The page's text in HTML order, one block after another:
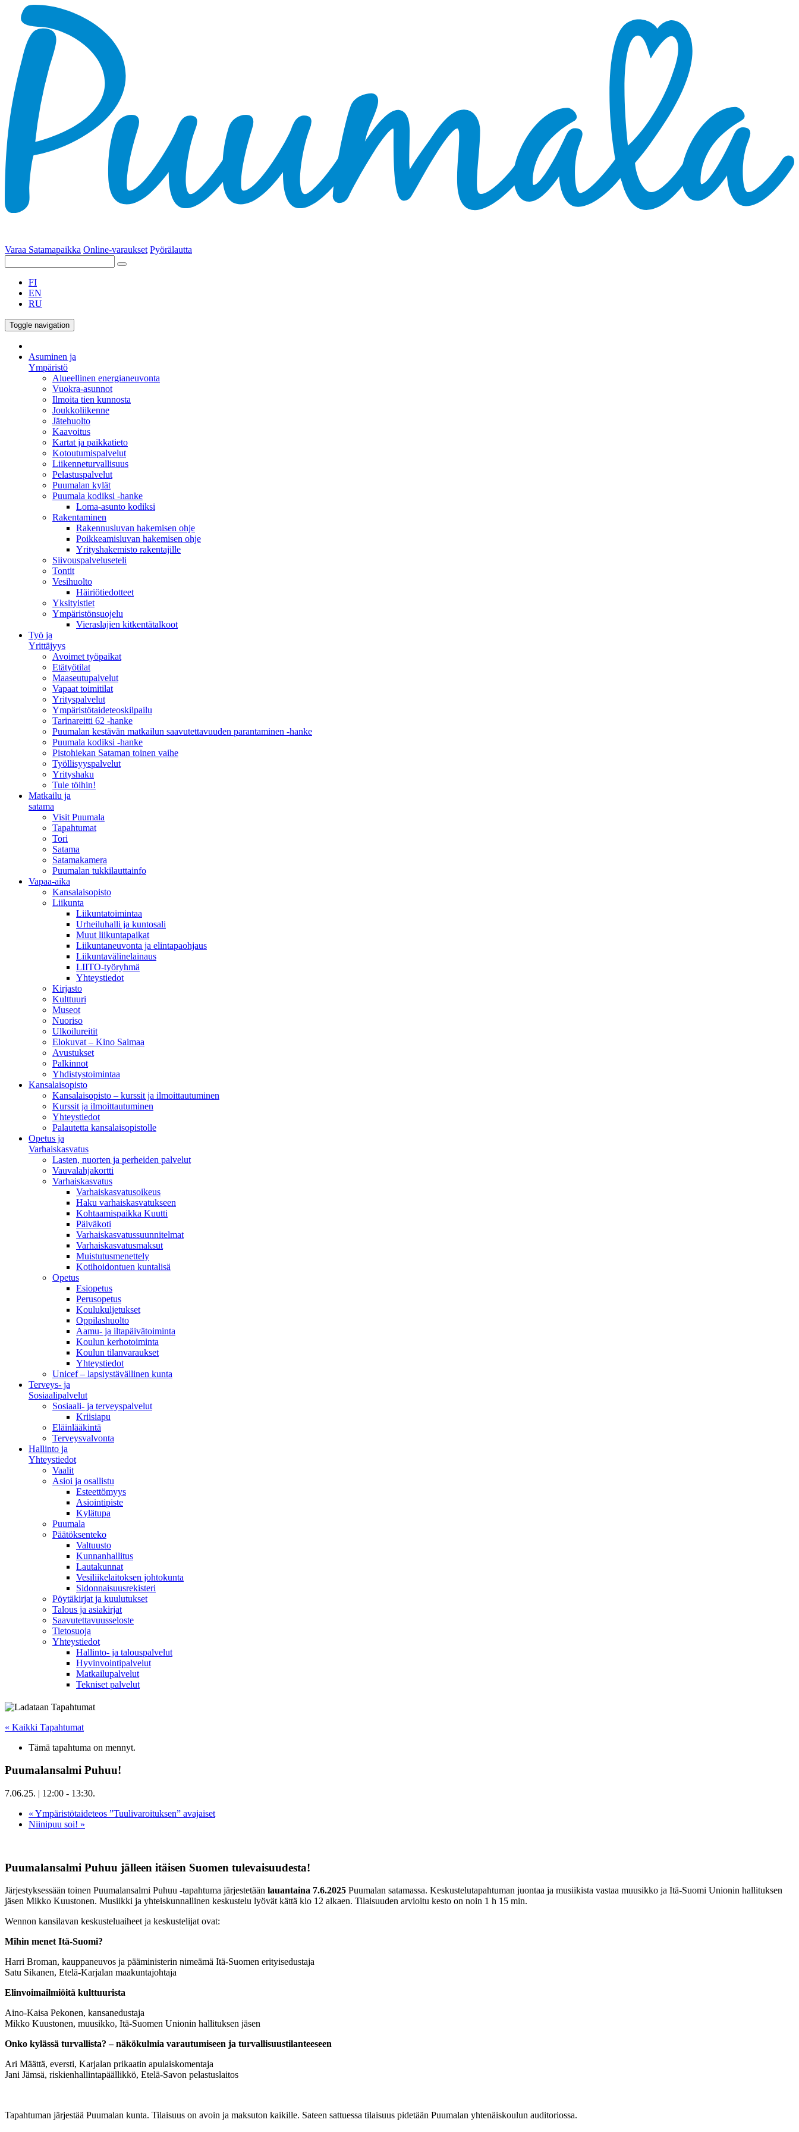
Varaa Satamapaikka Online-varaukset Pyörälautta
FI
EN
RU
Toggle navigation
Asuminen ja
Ympäristö
Alueellinen energianeuvonta
Vuokra-asunnot
Ilmoita tien kunnosta
Joukkoliikenne
Jätehuolto
Kaavoitus
Kartat ja paikkatieto
Kotoutumispalvelut
Liikenneturvallisuus
Pelastuspalvelut
Puumalan kylät
Puumala kodiksi -hanke
Loma-asunto kodiksi
Rakentaminen
Rakennusluvan hakemisen ohje
Poikkeamisluvan hakemisen ohje
Yrityshakemisto rakentajille
Siivouspalveluseteli
Tontit
Vesihuolto
Häiriötiedotteet
Yksityistiet
Ympäristönsuojelu
Vieraslajien kitkentätalkoot
Työ ja
Yrittäjyys
Avoimet työpaikat
Etätyötilat
Maaseutupalvelut
Vapaat toimitilat
Yrityspalvelut
Ympäristötaideteoskilpailu
Tarinareitti 62 -hanke
Puumalan kestävän matkailun saavutettavuuden parantaminen -hanke
Puumala kodiksi -hanke
Pistohiekan Sataman toinen vaihe
Työllisyyspalvelut
Yrityshaku
Tule töihin!
Matkailu ja
satama
Visit Puumala
Tapahtumat
Tori
Satama
Satamakamera
Puumalan tukkilauttainfo
Vapaa-aika
Kansalaisopisto
Liikunta
Liikuntatoimintaa
Urheiluhalli ja kuntosali
Muut liikuntapaikat
Liikuntaneuvonta ja elintapaohjaus
Liikuntavälinelainaus
LIITO-työryhmä
Yhteystiedot
Kirjasto
Kulttuuri
Museot
Nuoriso
Ulkoilureitit
Elokuvat – Kino Saimaa
Avustukset
Palkinnot
Yhdistystoimintaa
Kansalaisopisto
Kansalaisopisto – kurssit ja ilmoittautuminen
Kurssit ja ilmoittautuminen
Yhteystiedot
Palautetta kansalaisopistolle
Opetus ja
Varhaiskasvatus
Lasten, nuorten ja perheiden palvelut
Vauvalahjakortti
Varhaiskasvatus
Varhaiskasvatusoikeus
Haku varhaiskasvatukseen
Kohtaamispaikka Kuutti
Päiväkoti
Varhaiskasvatussuunnitelmat
Varhaiskasvatusmaksut
Muistutusmenettely
Kotihoidontuen kuntalisä
Opetus
Esiopetus
Perusopetus
Koulukuljetukset
Oppilashuolto
Aamu- ja iltapäivätoiminta
Koulun kerhotoiminta
Koulun tilanvaraukset
Yhteystiedot
Unicef – lapsiystävällinen kunta
Terveys- ja
Sosiaalipalvelut
Sosiaali- ja terveyspalvelut
Kriisiapu
Eläinlääkintä
Terveysvalvonta
Hallinto ja
Yhteystiedot
Vaalit
Asioi ja osallistu
Esteettömyys
Asiointipiste
Kylätupa
Puumala
Päätöksenteko
Valtuusto
Kunnanhallitus
Lautakunnat
Vesiliikelaitoksen johtokunta
Sidonnaisuusrekisteri
Pöytäkirjat ja kuulutukset
Talous ja asiakirjat
Saavutettavuusseloste
Tietosuoja
Yhteystiedot
Hallinto- ja talouspalvelut
Hyvinvointipalvelut
Matkailupalvelut
Tekniset palvelut
« Kaikki Tapahtumat
Tämä tapahtuma on mennyt.
Puumalansalmi Puhuu!
7.06.25. | 12:00 - 13:30.
« Ympäristötaideteos ”Tuulivaroituksen” avajaiset
Niinipuu soi! »
Puumalansalmi Puhuu jälleen itäisen Suomen tulevaisuudesta!
Järjestyksessään toinen Puumalansalmi Puhuu -tapahtuma järjestetään lauantaina 7.6.2025 Puumalan satamassa. Keskustelutapahtuman juontaa ja musiikista vastaa muusikko ja Itä-Suomi Unionin hallituksen
jäsen Mikko Kuustonen. Musiikki ja yhteiskunnallinen keskustelu lyövät kättä klo 12 alkaen. Tilaisuuden arvioitu kesto on noin 1 h 15 min.
Wennon kansilavan keskusteluaiheet ja keskustelijat ovat:
Mihin menet Itä-Suomi?
Harri Broman, kauppaneuvos ja pääministerin nimeämä Itä-Suomen erityisedustaja
Satu Sikanen, Etelä-Karjalan maakuntajohtaja
Elinvoimailmiöitä kulttuurista
Aino-Kaisa Pekonen, kansanedustaja
Mikko Kuustonen, muusikko, Itä-Suomen Unionin hallituksen jäsen
Onko kylässä turvallista? – näkökulmia varautumiseen ja turvallisuustilanteeseen
Ari Määttä, eversti, Karjalan prikaatin apulaiskomentaja
Jani Jämsä, riskienhallintapäällikkö, Etelä-Savon pelastuslaitos
Tapahtuman järjestää Puumalan kunta. Tilaisuus on avoin ja maksuton kaikille. Sateen sattuessa tilaisuus pidetään Puumalan yhtenäiskoulun auditoriossa.